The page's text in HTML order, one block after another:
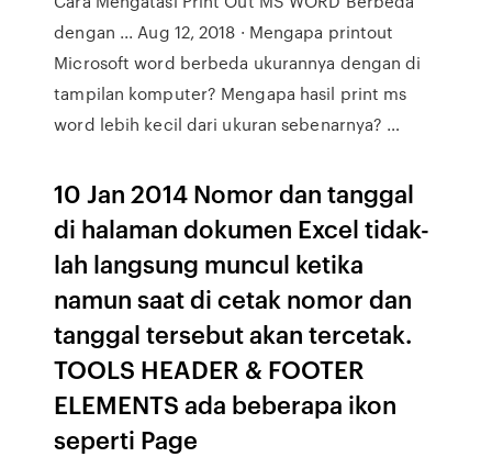
dengan ... Aug 12, 2018 · Mengapa printout
Microsoft word berbeda ukurannya dengan di
tampilan komputer? Mengapa hasil print ms
word lebih kecil dari ukuran sebenarnya? …
10 Jan 2014 Nomor dan tanggal
di halaman dokumen Excel tidak-
lah langsung muncul ketika
namun saat di cetak nomor dan
tanggal tersebut akan tercetak.
TOOLS HEADER & FOOTER
ELEMENTS ada beberapa ikon
seperti Page